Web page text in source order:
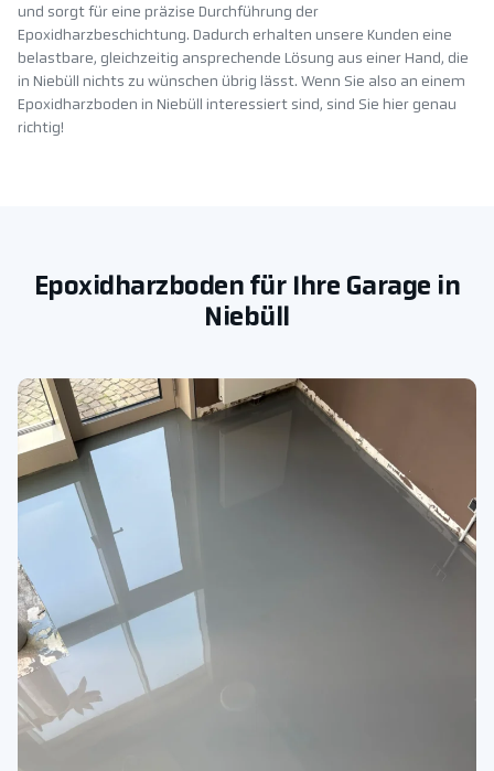
und sorgt für eine präzise Durchführung der
Epoxidharzbeschichtung. Dadurch erhalten unsere Kunden eine
belastbare, gleichzeitig ansprechende Lösung aus einer Hand, die
in Niebüll nichts zu wünschen übrig lässt. Wenn Sie also an einem
Epoxidharzboden in Niebüll interessiert sind, sind Sie hier genau
richtig!
Epoxidharzboden für Ihre Garage in
Niebüll